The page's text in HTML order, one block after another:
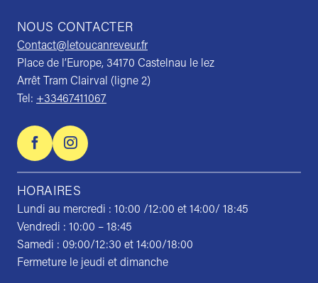
NOUS CONTACTER
Contact@letoucanreveur.fr
Place de l’Europe, 34170 Castelnau le lez
Arrêt Tram Clairval (ligne 2)
Tel: +33467411067
HORAIRES
Lundi au mercredi : 10:00 /12:00 et 14:00/ 18:45
Vendredi : 10:00 – 18:45
Samedi : 09:00/12:30 et 14:00/18:00
Fermeture le jeudi et dimanche